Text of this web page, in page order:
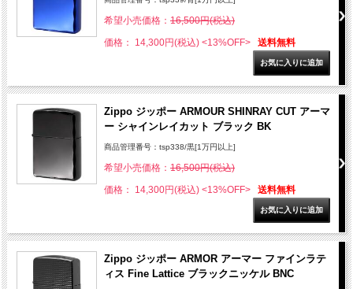
希望小売価格： 16,500円(税込)
価格： 14,300円(税込) <13%OFF> 送料無料
Zippo ジッポー ARMOUR SHINRAY CUT アーマ
ー シャインレイカット ブラック BK
商品管理番号：tsp338/黒[1万円以上]
希望小売価格： 16,500円(税込)
価格： 14,300円(税込) <13%OFF> 送料無料
Zippo ジッポー ARMOR アーマー ファインラテ
ィス Fine Lattice ブラックニッケル BNC